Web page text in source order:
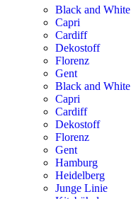
Black and White
Capri
Cardiff
Dekostoff
Florenz
Gent
Black and White
Capri
Cardiff
Dekostoff
Florenz
Gent
Hamburg
Heidelberg
Junge Linie